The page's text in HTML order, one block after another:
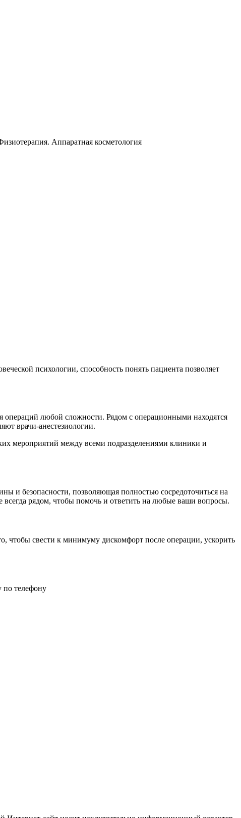
Аппаратная косметология
психологии, способность понять пациента позволяет
любой сложности. Рядом с операционными находятся
врачи-анестезиологии.
мероприятий между всеми подразделениями клиники и
и безопасности, позволяющая полностью сосредоточиться на
рядом, чтобы помочь и ответить на любые ваши вопросы.
чтобы свести к минимуму дискомфорт после операции, ускорить
по телефону